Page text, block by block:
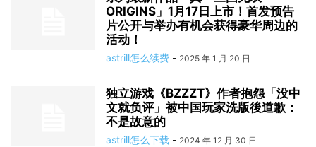
ORIGINS」1月17日上市！首发预告
片公开与举办有机会获得豪华周边的
活动！
astrill怎么续费 - 2025 年 1 月 20 日
独立游戏《BZZZT》作者抱怨「没中
文就负评」被中国玩家洗版後道歉：
不是故意的
astrill怎么下载 - 2024 年 12 月 30 日